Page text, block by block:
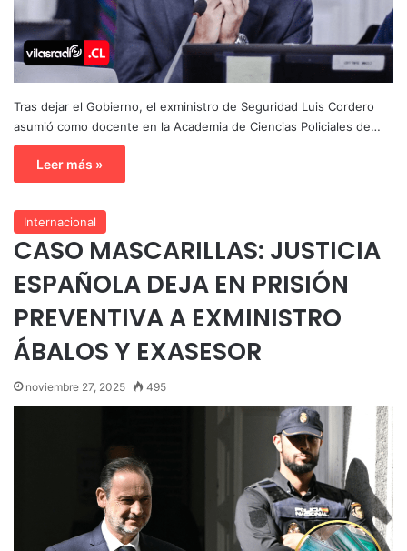
Tras dejar el Gobierno, el exministro de Seguridad Luis Cordero
asumió como docente en la Academia de Ciencias Policiales de…
Leer más »
Internacional
CASO MASCARILLAS: JUSTICIA
ESPAÑOLA DEJA EN PRISIÓN
PREVENTIVA A EXMINISTRO
ÁBALOS Y EXASESOR
noviembre 27, 2025 495